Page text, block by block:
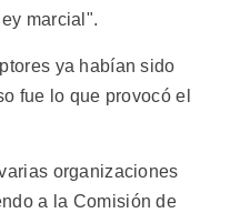
marcial".
ya habían sido
fue lo que provocó el
organizaciones
a la Comisión de